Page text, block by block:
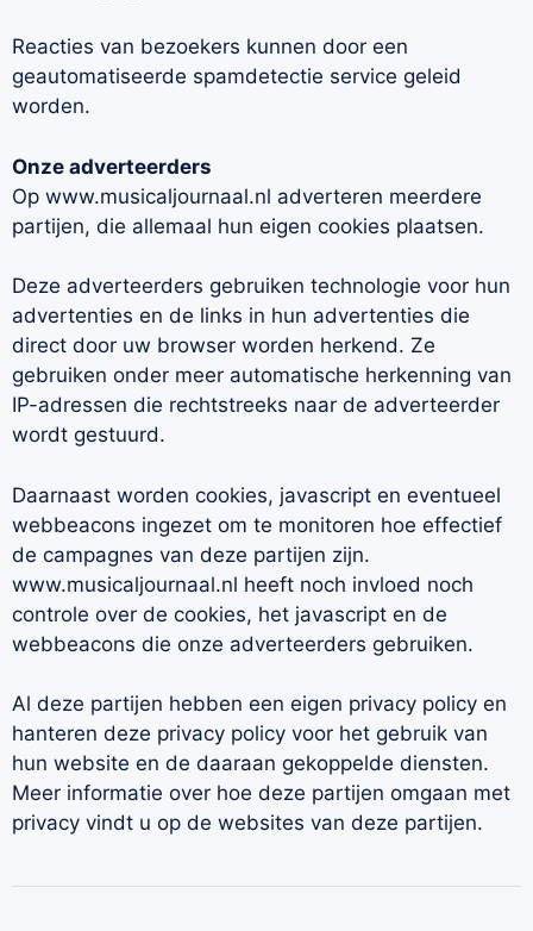
Reacties van bezoekers kunnen door een
geautomatiseerde spamdetectie service geleid
worden.
Onze adverteerders
Op www.musicaljournaal.nl adverteren meerdere
partijen, die allemaal hun eigen cookies plaatsen.
Deze adverteerders gebruiken technologie voor hun
advertenties en de links in hun advertenties die
direct door uw browser worden herkend. Ze
gebruiken onder meer automatische herkenning van
IP-adressen die rechtstreeks naar de adverteerder
wordt gestuurd.
Daarnaast worden cookies, javascript en eventueel
webbeacons ingezet om te monitoren hoe effectief
de campagnes van deze partijen zijn.
www.musicaljournaal.nl heeft noch invloed noch
controle over de cookies, het javascript en de
webbeacons die onze adverteerders gebruiken.
Al deze partijen hebben een eigen privacy policy en
hanteren deze privacy policy voor het gebruik van
hun website en de daaraan gekoppelde diensten.
Meer informatie over hoe deze partijen omgaan met
privacy vindt u op de websites van deze partijen.